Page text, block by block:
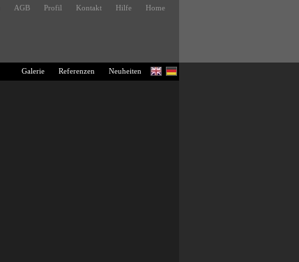
Home
Hilfe
Kontakt
Profil
AGB
Neuheiten
Referenzen
Galerie